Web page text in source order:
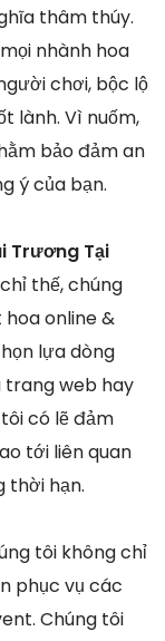
thâm thúy.
nhành hoa
chơi, bộc lộ
lành. Vì nuốm,
bảo đảm an
ý của bạn.
Trương Tại
thế, chúng
online &
lựa dòng
trang web hay
có lẽ đảm
tới liên quan
thời hạn.
tôi không chỉ
phục vụ các
Chúng tôi